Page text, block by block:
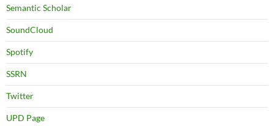
Semantic Scholar
SoundCloud
Spotify
SSRN
Twitter
UPD Page